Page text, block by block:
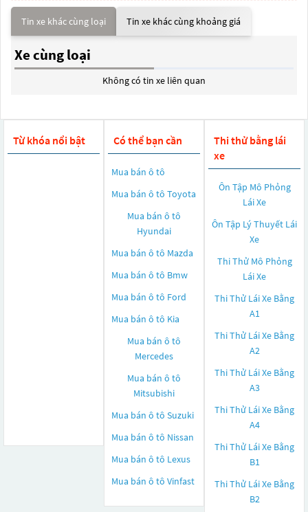
Tin xe khác cùng loại Tin xe khác cùng khoảng giá
Xe cùng loại
Không có tin xe liên quan
Từ khóa nổi bật Có thể bạn cần
Mua bán ô tô
Mua bán ô tô Toyota
Mua bán ô tô
Hyundai
Mua bán ô tô Mazda
Mua bán ô tô Bmw
Mua bán ô tô Ford
Mua bán ô tô Kia
Mua bán ô tô
Mercedes
Mua bán ô tô
Mitsubishi
Mua bán ô tô Suzuki
Mua bán ô tô Nissan
Mua bán ô tô Lexus
Mua bán ô tô Vinfast
Thi thử bằng lái
xe
Ôn Tập Mô Phỏng
Lái Xe
Ôn Tập Lý Thuyết Lái
Xe
Thi Thử Mô Phỏng
Lái Xe
Thi Thử Lái Xe Bằng
A1
Thi Thử Lái Xe Bằng
A2
Thi Thử Lái Xe Bằng
A3
Thi Thử Lái Xe Bằng
A4
Thi Thử Lái Xe Bằng
B1
Thi Thử Lái Xe Bằng
B2